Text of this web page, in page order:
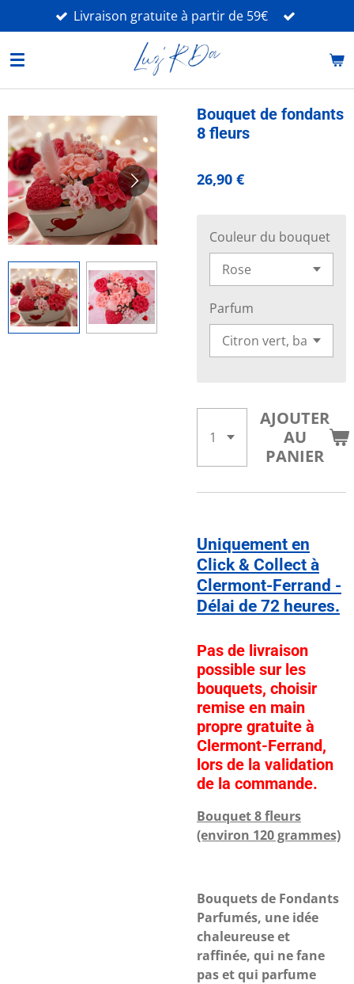
au
contenu
Livraison gratuite à partir de 59€
Bouquet de fondants
8 fleurs
26,90 €
Couleur du bouquet
Parfum
AJOUTER
AU
PANIER
Uniquement en
Click & Collect à
Clermont-Ferrand -
Délai de 72 heures.
Pas de livraison
possible sur les
bouquets, choisir
remise en main
propre gratuite à
Clermont-Ferrand,
lors de la validation
de la commande.
Bouquet 8 fleurs
(environ 120 grammes)
Bouquets de Fondants
Parfumés, une idée
chaleureuse et
raffinée, qui ne fane
pas et qui parfume